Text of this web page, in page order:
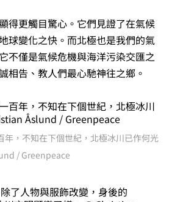
得更觸目驚心。它們見證了在氣候
球變化之快。而北極也是我們的氣
不僅是氣候危機與海洋污染交匯之
相告、教人們最心馳神往之鄉。
年，不知在下個世紀，北極冰川已作何光
/ Greenpeace